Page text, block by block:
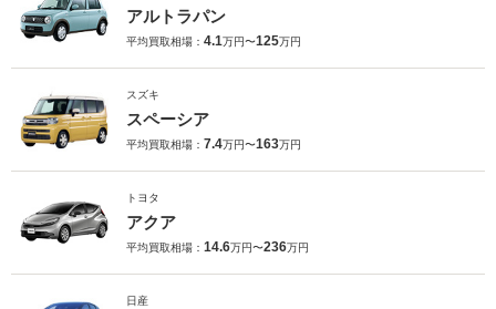
アルトラパン
平均買取相場： 4.1万円〜125万円
スズキ
スペーシア
平均買取相場： 7.4万円〜163万円
トヨタ
アクア
平均買取相場： 14.6万円〜236万円
日産